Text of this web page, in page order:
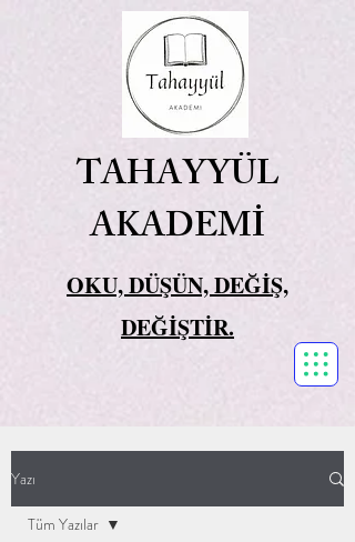
TAHAYYÜL
AKADEMİ
OKU, DÜŞÜN, DEĞİŞ,
DEĞİŞTİR.
Yazı
Tüm Yazılar